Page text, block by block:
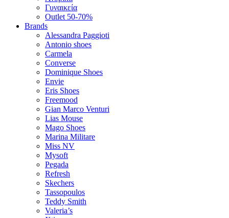
Γυναικεία
Outlet 50-70%
Brands
Alessandra Paggioti
Antonio shoes
Carmela
Converse
Dominique Shoes
Envie
Eris Shoes
Freemood
Gian Marco Venturi
Lias Mouse
Mago Shoes
Marina Militare
Miss NV
Mysoft
Pegada
Refresh
Skechers
Tassopoulos
Teddy Smith
Valeria’s